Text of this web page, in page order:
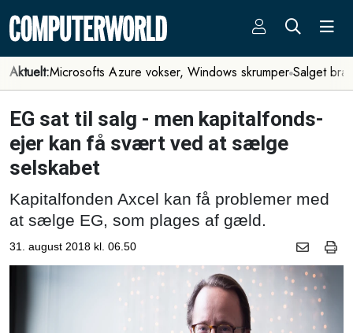
Aktuelt:Microsofts Azure vokser, Windows skrumper Salget
EG sat til salg - men kapitalfonds-
ejer kan få svært ved at sælge
selskabet
Kapitalfonden Axcel kan få problemer med
at sælge EG, som plages af gæld.
31. august 2018 kl. 06.50